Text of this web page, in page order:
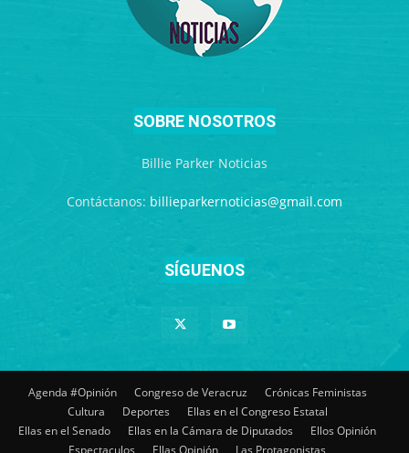
SOBRE NOSOTROS
Billie Parker Noticias
Contáctanos: billieparkernoticias@gmail.com
SÍGUENOS
Agenda #Opinión Congreso de Veracruz
Crónicas Feministas
Cultura
Deportes
Ellas en el Congreso Estatal
Ellas en el Senado
Ellas en la Cámara de Diputados
Ellos Opinión